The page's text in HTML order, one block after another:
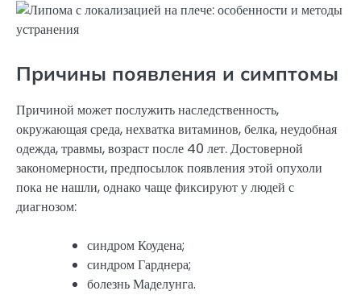
Причины появления и симптомы
Причиной может послужить наследственность,
окружающая среда, нехватка витаминов, белка, неудобная
одежда, травмы, возраст после 40 лет. Достоверной
закономерности, предпосылок появления этой опухоли
пока не нашли, однако чаще фиксируют у людей с
диагнозом:
синдром Коудена;
синдром Гарднера;
болезнь Маделунга.